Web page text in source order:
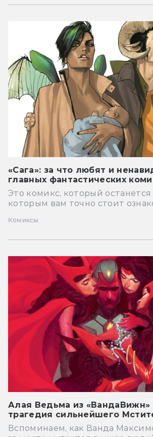
«Сага»: за что любят и
главных фантастических
Это комикс, который
которым вам точно стоит
Комиксы
Алая Ведьма из «ВандаВижн»
трагедия сильнейшего
Вспоминаем, как Ванда